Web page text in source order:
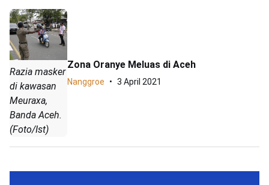
Razia masker
di kawasan
Meuraxa,
Banda Aceh.
(Foto/Ist)
Zona Oranye Meluas di Aceh
Nanggroe 3 April 2021